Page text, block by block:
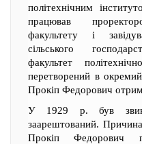
політехнічним
працював
факультету і
сільського
факультет
перетворений в
Прокіп Федорович
У 1929 р. був
заарештований.
Прокіп Федорович